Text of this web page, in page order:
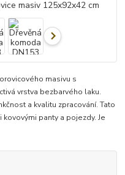
masivu s
vrstva bezbarvého laku.
a kvalitu zpracování. Tato
panty a pojezdy. Je